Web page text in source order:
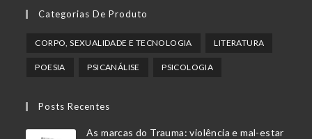
em
aba
em
aba
em
aba
Categorias De Produto
CORPO, SEXUALIDADE E TECNOLOGIA LITERATURA
POESIA PSICANÁLISE PSICOLOGIA
Posts Recentes
As marcas do Trauma: violência e mal-estar